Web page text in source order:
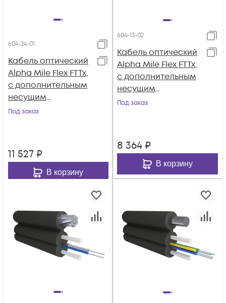
604-24-01
Кабель оптический
Alpha Mile Flex FTTx,
с дополнительным
несущим
элементом (трос 1.2
Под заказ
11 527 ₽
В корзину
604-13-02
Кабель оптический
Alpha Mile Flex FTTx,
с дополнительным
несущим
элементом
Под заказ
8 364 ₽
В корзину